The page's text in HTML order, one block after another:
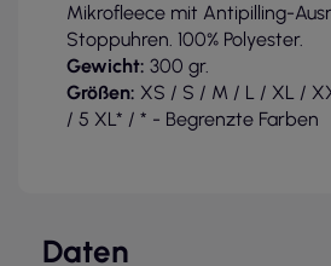
Mikrofleece mit Antipilling-
Stoppuhren. 100% Polyester.
Gewicht: 300 gr.
Größen: XS / S / M / L / XL /
/ 5 XL* / * - Begrenzte Farben
Daten